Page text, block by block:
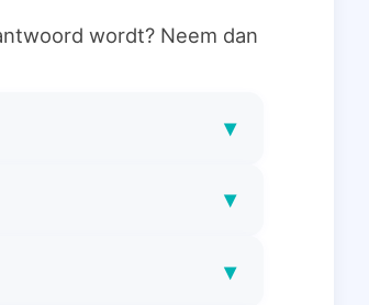
wordt? Neem dan
▾
▾
▾